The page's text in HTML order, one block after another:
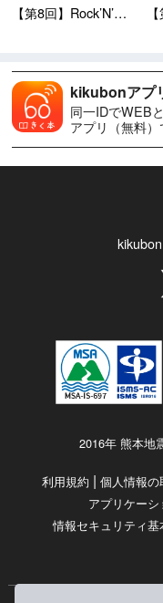
【第8回】Rock’N’Ro...
kikubonアプ
同一IDでWEB
アプリ（無料）
2016年 熊本地
利用規約 | 個人情報
アプリケー
情報セキュリティ基